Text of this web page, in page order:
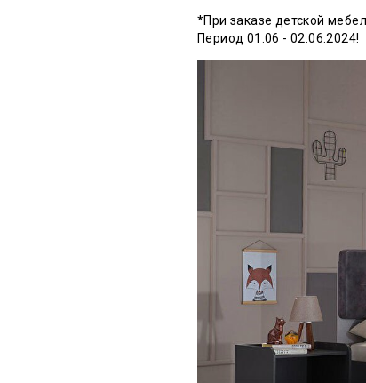
*При заказе
Период 01.06 - 02.06.2024!